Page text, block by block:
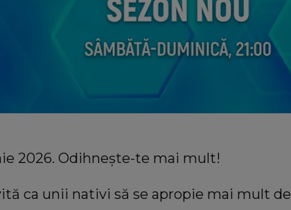
2026. Odihnește-te mai mult!
ca unii nativi să se apropie mai mult de